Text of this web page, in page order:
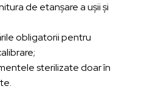
de etanșare a ușii și
obligatorii pentru
sterilizate doar în